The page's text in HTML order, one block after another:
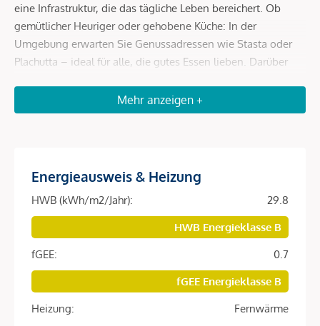
eine Infrastruktur, die das tägliche Leben bereichert. Ob
gemütlicher Heuriger oder gehobene Küche: In der
Umgebung erwarten Sie Genussadressen wie Stasta oder
Plachutta – ideal für alle, die gutes Essen lieben. Darüber
Arztpraxen und Apotheken, die eine ausgezeichnete
medizinische Versorgung sicherstellen.
In nur wenigen Gehminuten erreichbar:
* Fußweg zum Einkaufszentrum Riverside: ca. 650 Meter
inkl. alle Nahversorger * Liesinger Markt: ca. 650 Meter *
Fußweg zum Bahnhof Liesing: ca. 800 Meter (ca. 15 Minuten
zum Wiener Hauptbahnhof) * Anschlussstelle A21: ca. 3,3
Kilometer * Etliche Heurige und Buschenschanken sowie
Top-Gastronomie * Lainzer Tierpark * Schloss Liesing *
Perchtoldsdorfer Heide * Burg Perchtoldsdorf * Liesinger
Mehr anzeigen +
Energieausweis & Heizung
HWB (kWh/m2/Jahr):
29.8
HWB Energieklasse B
fGEE:
0.7
fGEE Energieklasse B
Heizung:
Fernwärme